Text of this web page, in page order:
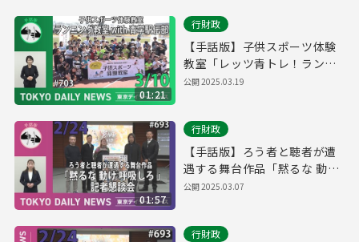
01:21
行財政
【手話版】子供スポーツ体験
教室「レッツ青トレ！ランニ
ング教室with青学駅伝部」
公開2025.03.19
01:57
行財政
【手話版】ろう者と聴者が遭
遇する舞台作品「黙るな 動け
呼吸しろ」記者懇談会（令和7
公開2025.03.07
行財政